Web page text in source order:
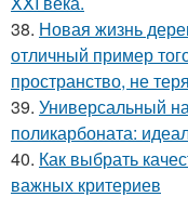
38. Новая жизнь
отличный пример
пространство, не
39. Универсальный
поликарбоната:
40. Как выбрать
важных критериев